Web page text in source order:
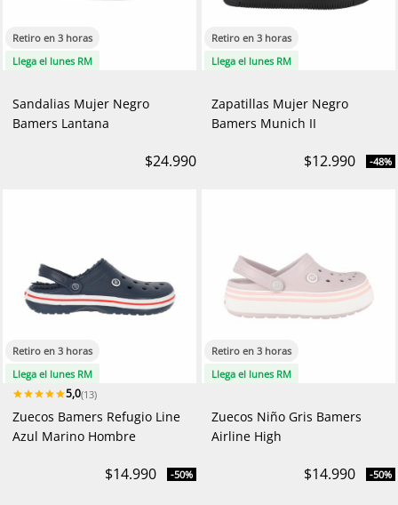
Retiro en 3 horas
Llega el lunes RM
Sandalias Mujer Negro
Bamers Lantana
$24.990
Retiro en 3 horas
Llega el lunes RM
Zapatillas Mujer Negro
Bamers Munich II
$12.990 -48%
Retiro en 3 horas
Llega el lunes RM
5,0(13)
Zuecos Bamers Refugio Line
Azul Marino Hombre
$14.990 -50%
Retiro en 3 horas
Llega el lunes RM
Zuecos Niño Gris Bamers
Airline High
$14.990 -50%